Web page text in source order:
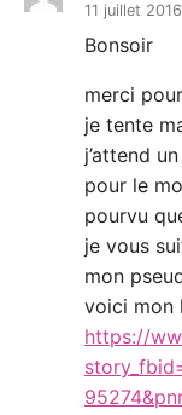
11 juillet
Bonsoir
merci
je tente
j’attend
pour le
pourvu
je vous
mon
voici mon
https://